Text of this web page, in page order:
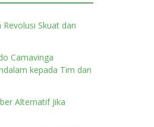
Revolusi Skuat dan
Camavinga
kepada Tim dan
Alternatif Jika